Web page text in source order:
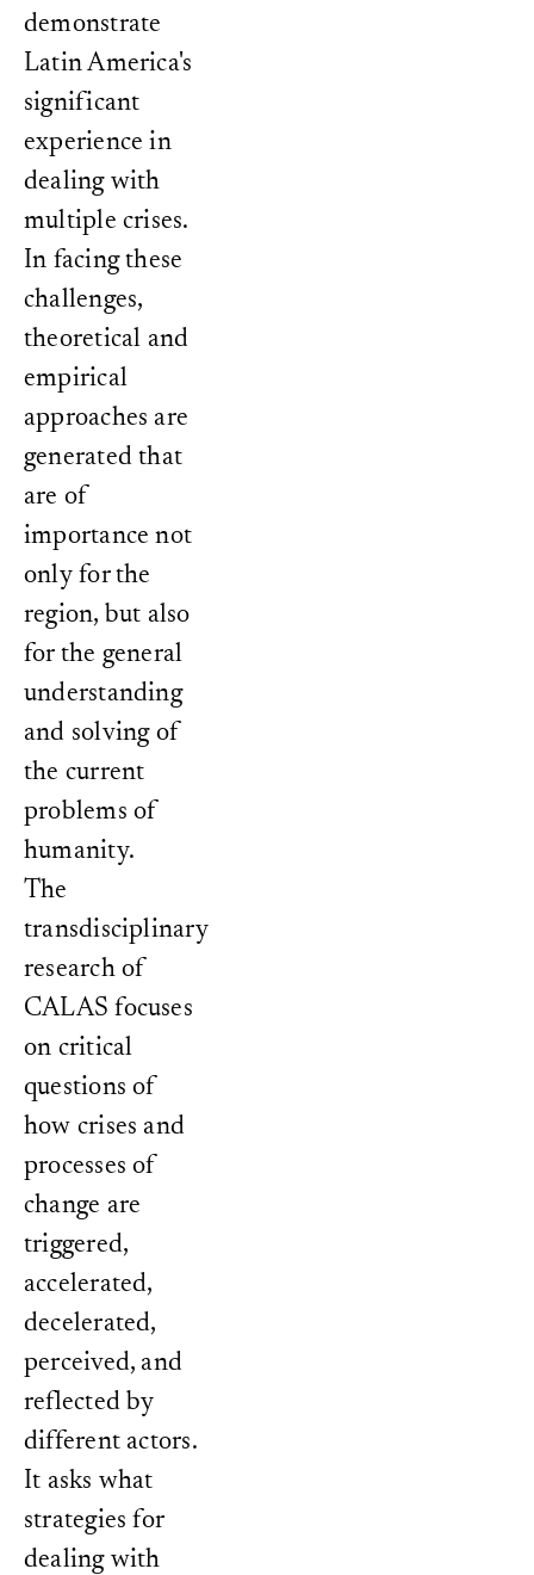
demonstrate
Latin America's
significant
experience in
dealing with
multiple crises.
In facing these
challenges,
theoretical and
empirical
approaches are
generated that
are of
importance not
only for the
region, but also
for the general
understanding
and solving of
the current
problems of
humanity.
The
transdisciplinary
research of
CALAS focuses
on critical
questions of
how crises and
processes of
change are
triggered,
accelerated,
decelerated,
perceived, and
reflected by
different actors.
It asks what
strategies for
dealing with